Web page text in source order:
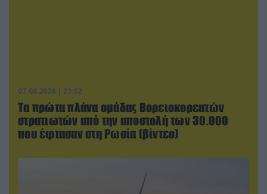
07.08.2026 | 23:02
Τα πρώτα πλάνα ομάδας Βορειοκορεατών
στρατιωτών από την αποστολή των 30.000
που έφτασαν στη Ρωσία (βίντεο)